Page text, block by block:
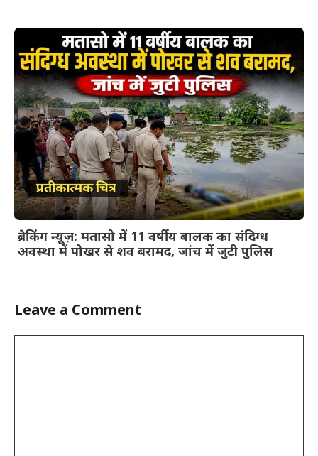
ब्रेकिंग न्यूज़: मतासो में 11 वर्षीय बालक का संदिग्ध
अवस्था में पोखर से शव बरामद, जांच में जुटी पुलिस
Leave a Comment